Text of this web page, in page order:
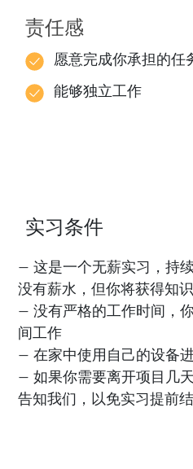
责任感
愿意完成你承担的任
能够独立工作
实习条件
— 这是一个无薪实习，持
没有薪水，但你将获得知
— 没有严格的工作时间，
间工作
— 在家中使用自己的设备
— 如果你需要离开项目几
告知我们，以免实习提前